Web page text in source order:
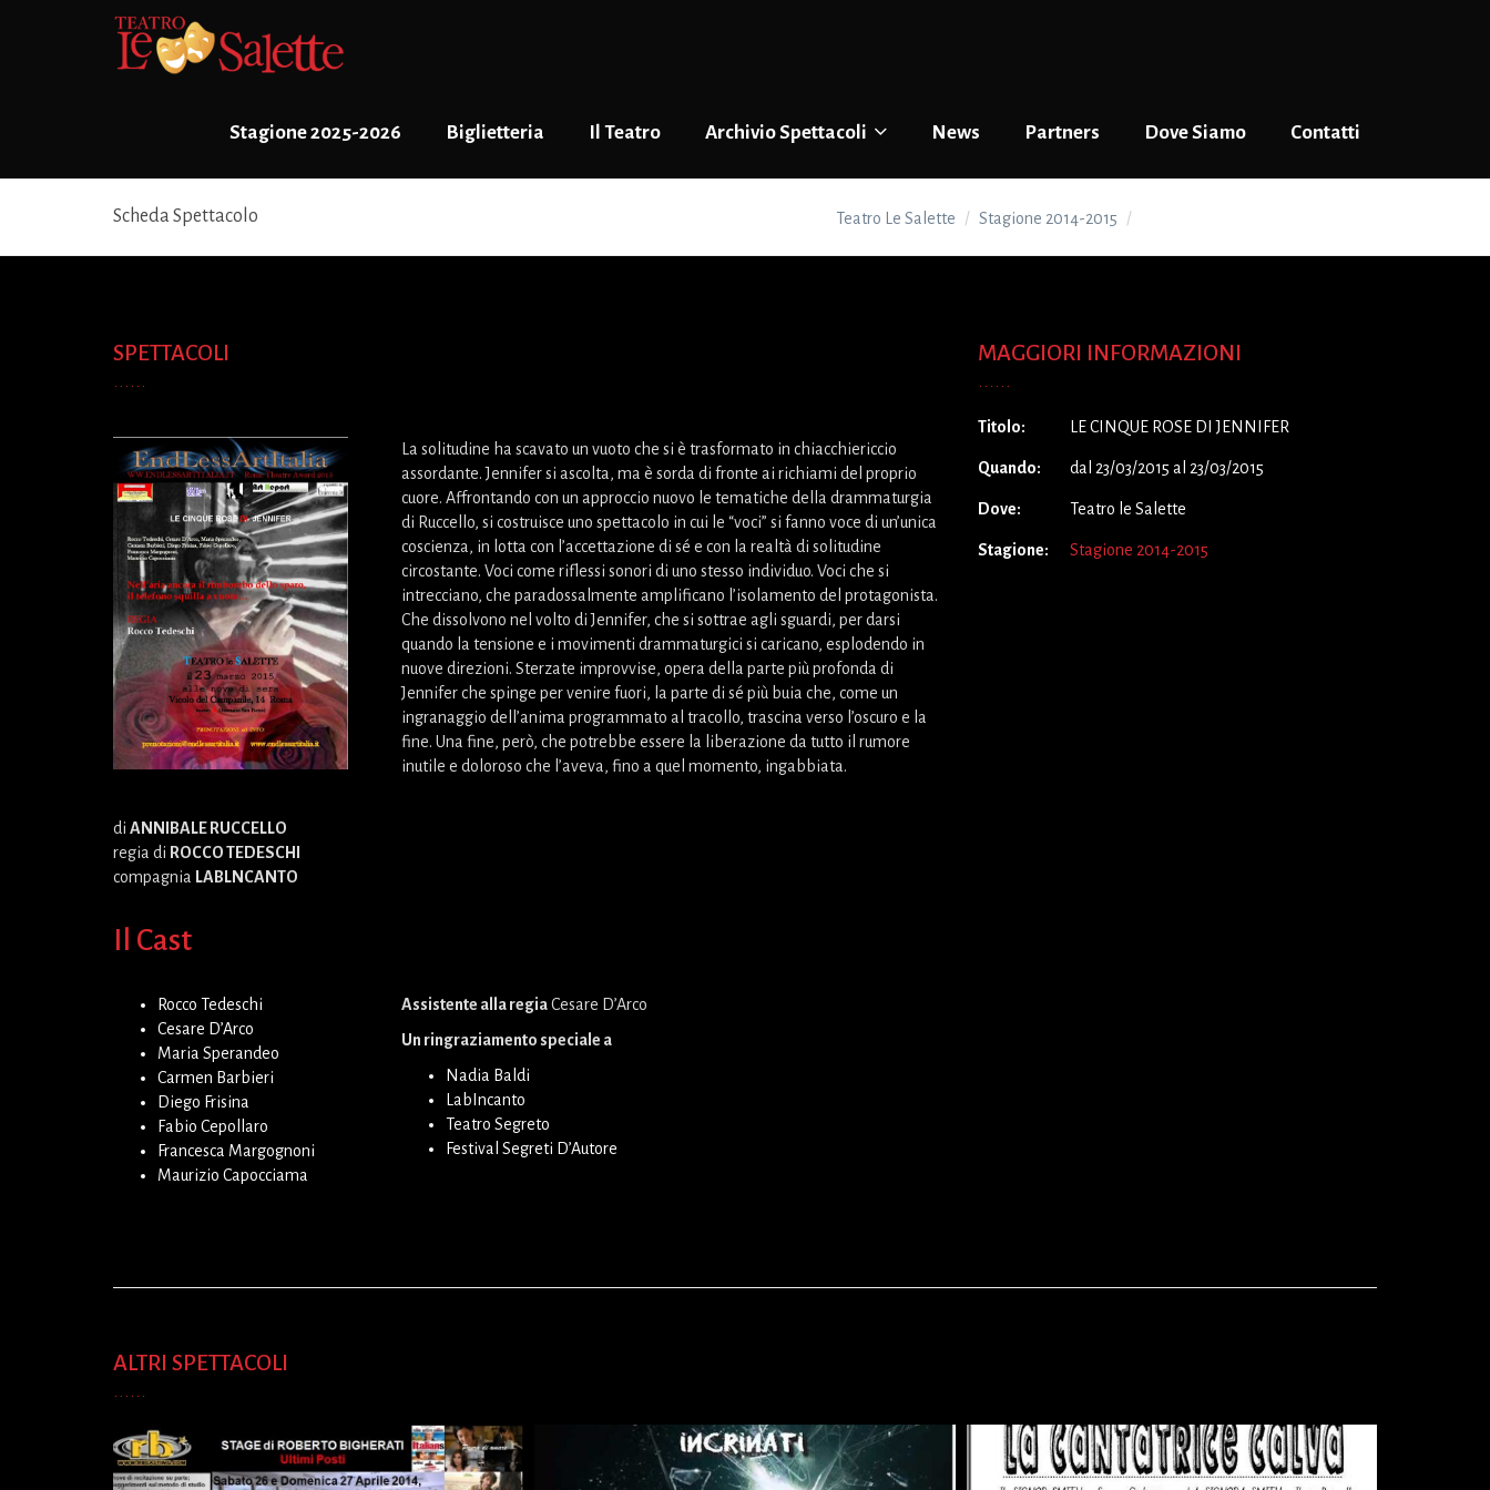
Stagione 2025-2026 Biglietteria Il Teatro Archivio Spettacoli News Partners Dove Siamo Contatti
Scheda Spettacolo Teatro Le Salette Stagione 2014-2015
SPETTACOLI
di ANNIBALE RUCCELLO
regia di ROCCO TEDESCHI
compagnia LABLNCANTO
La solitudine ha scavato un vuoto che si è trasformato in chiacchiericcio
assordante. Jennifer si ascolta, ma è sorda di fronte ai richiami del proprio
cuore. Affrontando con un approccio nuovo le tematiche della drammaturgia
di Ruccello, si costruisce uno spettacolo in cui le “voci” si fanno voce di un’unica
coscienza, in lotta con l’accettazione di sé e con la realtà di solitudine
circostante. Voci come riflessi sonori di uno stesso individuo. Voci che si
intrecciano, che paradossalmente amplificano l’isolamento del protagonista.
Che dissolvono nel volto di Jennifer, che si sottrae agli sguardi, per darsi
quando la tensione e i movimenti drammaturgici si caricano, esplodendo in
nuove direzioni. Sterzate improvvise, opera della parte più profonda di
Jennifer che spinge per venire fuori, la parte di sé più buia che, come un
ingranaggio dell’anima programmato al tracollo, trascina verso l’oscuro e la
fine. Una fine, però, che potrebbe essere la liberazione da tutto il rumore
inutile e doloroso che l’aveva, fino a quel momento, ingabbiata.
Il Cast
Rocco Tedeschi
Cesare D’Arco
Maria Sperandeo
Carmen Barbieri
Diego Frisina
Fabio Cepollaro
Francesca Margognoni
Maurizio Capocciama
Assistente alla regiaCesare D’Arco
Un ringraziamento speciale a
Nadia Baldi
LabIncanto
Teatro Segreto
Festival Segreti D’Autore
MAGGIORI INFORMAZIONI
Titolo: LE CINQUE ROSE DI JENNIFER
Quando: dal 23/03/2015 al 23/03/2015
Dove: Teatro le Salette
Stagione: Stagione 2014-2015
ALTRI SPETTACOLI